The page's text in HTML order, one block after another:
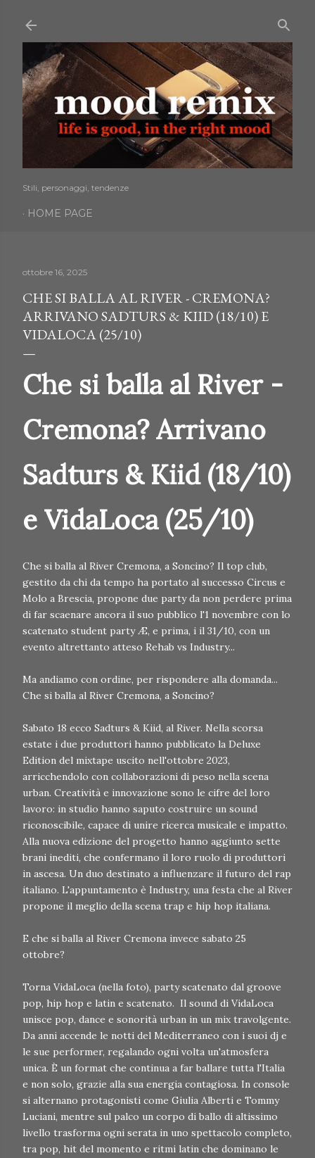
Stili, personaggi, tendenze
HOME PAGE
ottobre 16, 2025
CHE SI BALLA AL RIVER - CREMONA?
ARRIVANO SADTURS & KIID (18/10) E
VIDALOCA (25/10)
Che si balla al River -
Cremona? Arrivano
Sadturs & Kiid (18/10)
e VidaLoca (25/10)
Che si balla al River Cremona, a Soncino? Il top club,
gestito da chi da tempo ha portato al successo Circus e
Molo a Brescia, propone due party da non perdere prima
di far scaenare ancora il suo pubblico l'1 novembre con lo
scatenato student party Æ, e prima, i il 31/10, con un
evento altrettanto atteso Rehab vs Industry...
Ma andiamo con ordine, per rispondere alla domanda...
Che si balla al River Cremona, a Soncino?
Sabato 18 ecco Sadturs & Kiid, al River. Nella scorsa
estate i due produttori hanno pubblicato la Deluxe
Edition del mixtape uscito nell'ottobre 2023,
arricchendolo con collaborazioni di peso nella scena
urban. Creatività e innovazione sono le cifre del loro
lavoro: in studio hanno saputo costruire un sound
riconoscibile, capace di unire ricerca musicale e impatto.
Alla nuova edizione del progetto hanno aggiunto sette
brani inediti, che confermano il loro ruolo di produttori
in ascesa. Un duo destinato a influenzare il futuro del rap
italiano. L'appuntamento è Industry, una festa che al River
propone il meglio della scena trap e hip hop italiana.
E che si balla al River Cremona invece sabato 25
ottobre?
Torna VidaLoca (nella foto), party scatenato dal groove
pop, hip hop e latin e scatenato. Il sound di VidaLoca
unisce pop, dance e sonorità urban in un mix travolgente.
Da anni accende le notti del Mediterraneo con i suoi dj e
le sue performer, regalando ogni volta un'atmosfera
unica. È un format che continua a far ballare tutta l'Italia
e non solo, grazie alla sua energia contagiosa. In console
si alternano protagonisti come Giulia Alberti e Tommy
Luciani, mentre sul palco un corpo di ballo di altissimo
livello trasforma ogni serata in uno spettacolo completo,
tra pop, hit del momento e ritmi latin che dominano le